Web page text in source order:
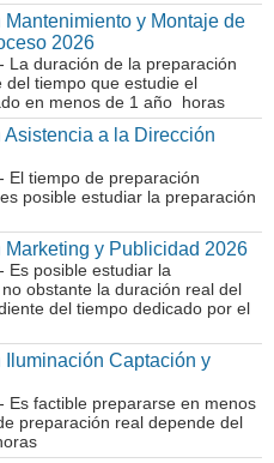
y Montaje de
2026
- La duración de la preparación
del tiempo que estudie el
en menos de 1 año horas
a la Dirección
- El tiempo de preparación
posible estudiar la preparación
y Publicidad 2026
- Es posible estudiar la
obstante la duración real del
del tiempo dedicado por el
Iluminación Captación y
- Es factible prepararse en menos
preparación real depende del